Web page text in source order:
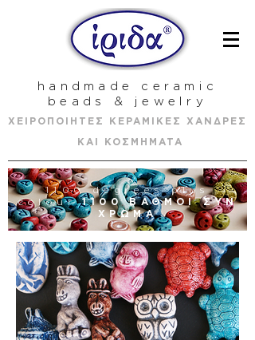
handmade ceramic
beads & jewelry
ΧΕΙΡΟΠΟΙΗΤΕΣ ΚΕΡΑΜΙΚΕΣ ΧΑΝΔΡΕΣ
ΚΑΙ ΚΟΣΜΗΜΑΤΑ
1100 degrees plus
colour
1100 ΒΑΘΜΟΙ ΣΥΝ
ΧΡΩΜΑ